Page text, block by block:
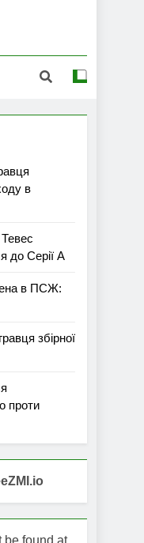
в
до Серії А
в ПСЖ:
збірної
проти
be found at